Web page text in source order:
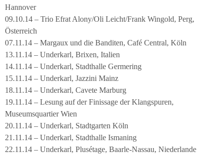
Hannover
09.10.14 – Trio Efrat Alony/Oli Leicht/Frank Wingold, Perg,
Österreich
07.11.14 – Margaux und die Banditen, Café Central, Köln
13.11.14 – Underkarl, Brixen, Italien
14.11.14 – Underkarl, Stadthalle Germering
15.11.14 – Underkarl, Jazzini Mainz
18.11.14 – Underkarl, Cavete Marburg
19.11.14 – Lesung auf der Finissage der Klangspuren,
Museumsquartier Wien
20.11.14 – Underkarl, Stadtgarten Köln
21.11.14 – Underkarl, Stadthalle Ismaning
22.11.14 – Underkarl, Plusétage, Baarle-Nassau, Niederlande